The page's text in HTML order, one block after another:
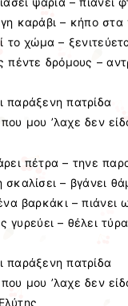
καράβι – κήπο στα
το χώμα –
πέντε δρόμους –
παράξενη πατρίδα
μου ’λαχε δεν
πέτρα – τηνε
σκαλίσει – βγάνει
βαρκάκι – πιάνει
γυρεύει – θέλει
παράξενη πατρίδα
μου ’λαχε δεν